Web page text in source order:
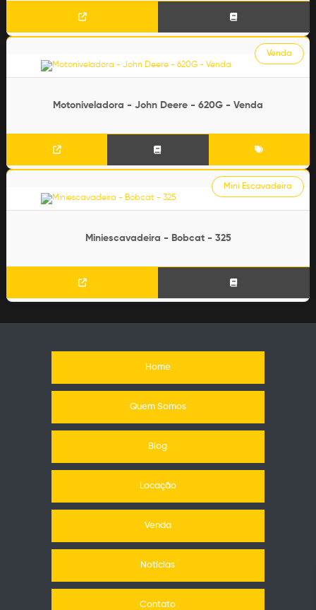
Motoniveladora - John Deere - 620G - Venda
Venda
Miniescavadeira - Bobcat - 325
Mini Escavadeira
Home
Quem Somos
Blog
Locação
Venda
Notícias
Contato